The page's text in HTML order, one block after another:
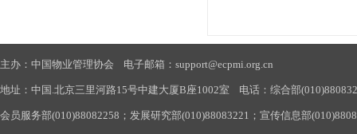
主办：中国物业管理协会 电子邮箱：support@ecpmi.org.cn
地址：中国.北京三里河路15号中建大厦B座1002室 电话：综合部
会员服务部(010)88082258；发展研究部(010)88083221；宣传信息部